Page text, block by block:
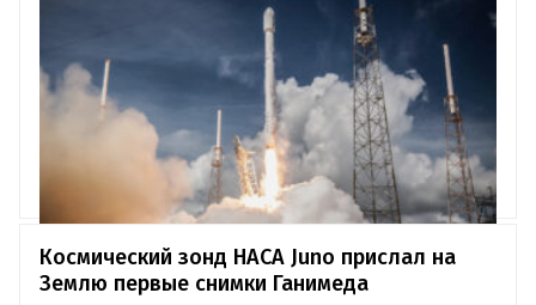
долларов, сообщает CNBC.
Космический зонд НАСА Juno прислал на
Землю первые снимки Ганимеда